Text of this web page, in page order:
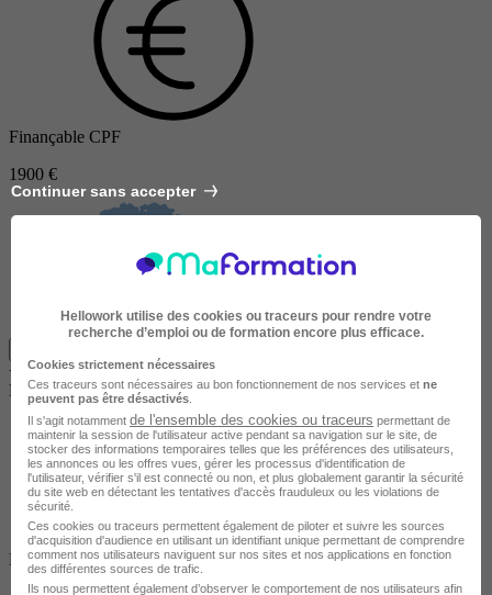
Finançable CPF
1900 €
+ 4 autre(s) formations avec Centre de Bilans de compétences
Métod
Fermer
Continuer sans accepter
Hellowork utilise des cookies ou traceurs pour rendre votre
recherche d’emploi ou de formation encore plus efficace.
Cookies strictement nécessaires
Ces traceurs sont nécessaires au bon fonctionnement de nos services et ne
peuvent pas être désactivés
Il s'agit notamment de l'ensemble des cookies ou traceurs permettant de
maintenir la session de l'utilisateur active pendant sa navigation sur le site, de
stocker des informations temporaires telles que les préférences des utilisateurs,
les annonces ou les offres vues, gérer les processus d'identification de
l'utilisateur, vérifier s'il est connecté ou non, et plus globalement garantir la sécurité
du site web en détectant les tentatives d'accès frauduleux ou les violations de
sécurité.
Ces cookies ou traceurs permettent également de piloter et suivre les sources
d'acquisition d'audience en utilisant un identifiant unique permettant de comprendre
comment nos utilisateurs naviguent sur nos sites et nos applications en fonction
des différentes sources de trafic.
Ils nous permettent également d’observer le comportement de nos utilisateurs afin